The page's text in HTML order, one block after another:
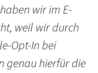
wir im E-
weil wir durch
Opt-In bei
genau hierfür die